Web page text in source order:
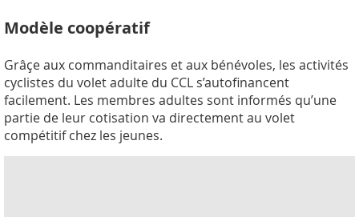
Modèle coopératif
Grâçe aux commanditaires et aux bénévoles, les activités
cyclistes du volet adulte du CCL s’autofinancent
facilement. Les membres adultes sont informés qu’une
partie de leur cotisation va directement au volet
compétitif chez les jeunes.